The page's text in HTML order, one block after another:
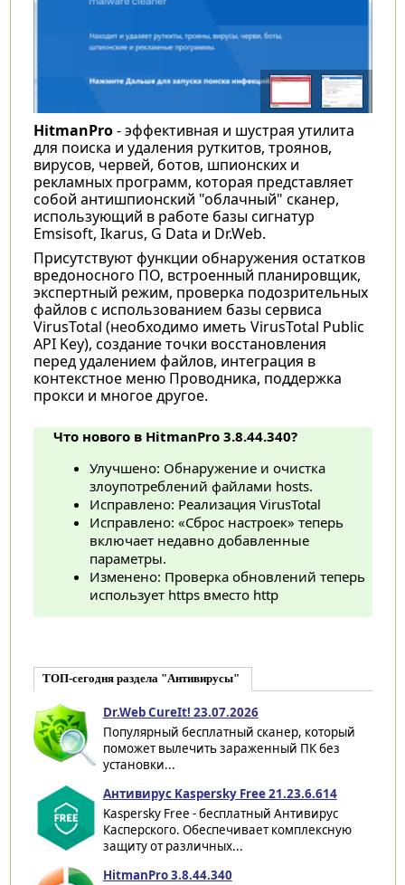
HitmanPro- эффективная и шустрая утилита
для поиска и удаления руткитов, троянов,
вирусов, червей, ботов, шпионских и
рекламных программ, которая представляет
собой антишпионский "облачный" сканер,
использующий в работе базы сигнатур
Emsisoft, Ikarus, G Data и Dr.Web.
Присутствуют функции обнаружения остатков
вредоносного ПО, встроенный планировщик,
экспертный режим, проверка подозрительных
файлов с использованием базы сервиса
VirusTotal (необходимо иметь VirusTotal Public
API Key), создание точки восстановления
перед удалением файлов, интеграция в
контекстное меню Проводника, поддержка
прокси и многое другое.
Что нового в HitmanPro 3.8.44.340?
Улучшено: Обнаружение и очистка
злоупотреблений файлами hosts.
Исправлено: Реализация VirusTotal
Исправлено: «Сброс настроек» теперь
включает недавно добавленные
параметры.
Изменено: Проверка обновлений теперь
использует https вместо http
ТОП-сегодня раздела "Антивирусы"
Dr.Web CureIt! 23.07.2026
Популярный бесплатный сканер, который
поможет вылечить зараженный ПК без
установки...
Антивирус Kaspersky Free 21.23.6.614
Kaspersky Free - бесплатный Антивирус
Касперского. Обеспечивает комплексную
защиту от различных...
HitmanPro 3.8.44.340